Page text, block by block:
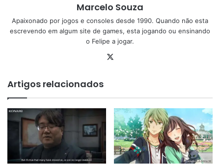
Marcelo Souza
Apaixonado por jogos e consoles desde 1990. Quando não esta
escrevendo em algum site de games, esta jogando ou ensinando
o Felipe a jogar.
Artigos relacionados